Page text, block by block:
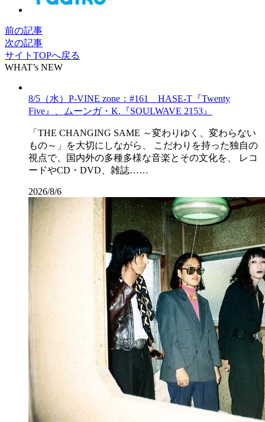
前の記事
次の記事
サイトTOPへ戻る
WHAT’s NEW
8/5（水）P-VINE zone：#161 HASE-T『Twenty
Five』、ムーンガ・K.『SOULWAVE 2153』
「THE CHANGING SAME ～変わりゆく、変わらない
もの～」を大切にしながら、 こだわりを持った独自の
視点で、国内外の多種多様な音楽とその文化を、 レコ
ードやCD・DVD、雑誌……
2026/8/6